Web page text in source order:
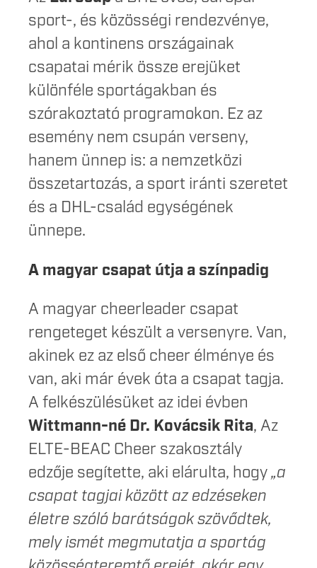
sport-, és közösségi rendezvénye,
ahol a kontinens országainak
csapatai mérik össze erejüket
különféle sportágakban és
szórakoztató programokon. Ez az
esemény nem csupán verseny,
hanem ünnep is: a nemzetközi
összetartozás, a sport iránti szeretet
és a DHL-család egységének
ünnepe.
A magyar csapat útja a színpadig
A magyar cheerleader csapat
rengeteget készült a versenyre. Van,
akinek ez az első cheer élménye és
van, aki már évek óta a csapat tagja.
A felkészülésüket az idei évben
Wittmann-né Dr. Kovácsik Rita, Az
ELTE-BEAC Cheer szakosztály
edzője segítette, aki elárulta, hogy„a
csapat tagjai között az edzéseken
életre szóló barátságok szövődtek,
mely ismét megmutatja a sportág